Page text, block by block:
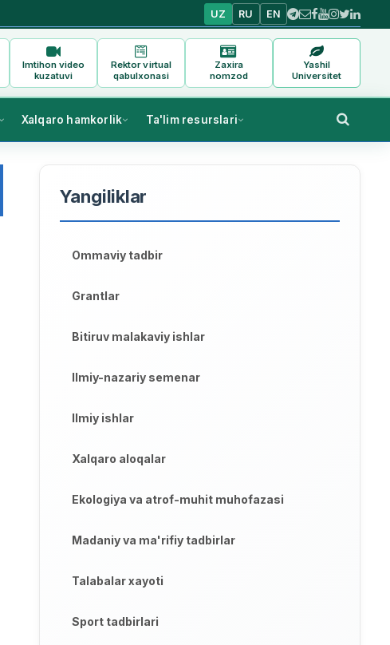
UZ RU EN
Imtihon video
kuzatuvi
Rektor virtual
qabulxonasi
Zaxira
nomzod
Yashil
Universitet
Xalqaro hamkorlik Ta'lim resurslari
Yangiliklar
Ommaviy tadbir
Grantlar
Bitiruv malakaviy ishlar
Ilmiy-nazariy semenar
Ilmiy ishlar
Xalqaro aloqalar
Ekologiya va atrof-muhit muhofazasi
Madaniy va ma'rifiy tadbirlar
Talabalar xayoti
Sport tadbirlari